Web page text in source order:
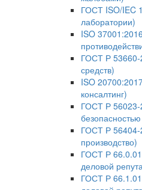
ГОСТ ISO/IEC
лаборатории)
ISO
ГОСТ Р 53660-
средств)
ISO
консалтинг)
ГОСТ Р 56023-
ГОСТ Р 56404-
производство)
ГОСТ Р
деловой
ГОСТ Р